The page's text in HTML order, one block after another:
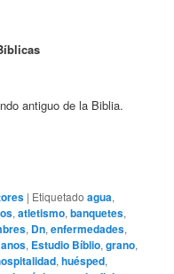
antiguo de la Biblia.
| Etiquetado agua,
,atletismo,banquetes,
, Dn,enfermedades,
, Estudio Bíblio,grano,
,huésped,